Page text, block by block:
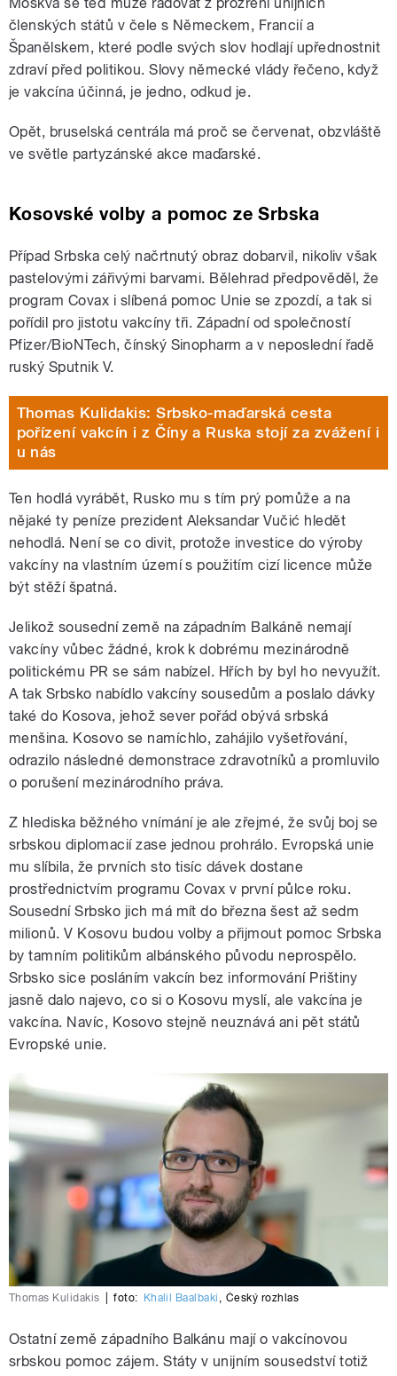
členských států v čele s Německem, Francií a
Španělskem, které podle svých slov hodlají upřednostnit
zdraví před politikou. Slovy německé vlády řečeno, když
je vakcína účinná, je jedno, odkud je.
Opět, bruselská centrála má proč se červenat, obzvláště
ve světle partyzánské akce maďarské.
Kosovské volby a pomoc ze Srbska
Případ Srbska celý načrtnutý obraz dobarvil, nikoliv však
pastelovými zářivými barvami. Bělehrad předpověděl, že
program Covax i slíbená pomoc Unie se zpozdí, a tak si
pořídil pro jistotu vakcíny tři. Západní od společností
Pfizer/BioNTech, čínský Sinopharm a v neposlední řadě
ruský Sputnik V.
Thomas Kulidakis: Srbsko-maďarská cesta
pořízení vakcín i z Číny a Ruska stojí za zvážení i
u nás
Ten hodlá vyrábět, Rusko mu s tím prý pomůže a na
nějaké ty peníze prezident AleksandarVučić hledět
nehodlá. Není se co divit, protože investice do výroby
vakcíny na vlastním území s použitím cizí licence může
být stěží špatná.
Jelikož sousední země na západním Balkáně nemají
vakcíny vůbec žádné, krok k dobrému mezinárodně
politickému PR se sám nabízel. Hřích by byl ho nevyužít.
A tak Srbsko nabídlo vakcíny sousedům a poslalo dávky
také do Kosova, jehož sever pořád obývá srbská
menšina. Kosovo se namíchlo, zahájilo vyšetřování,
odrazilo následné demonstrace zdravotníků a promluvilo
o porušení mezinárodního práva.
Z hlediska běžného vnímání je ale zřejmé, že svůj boj se
srbskou diplomacií zase jednou prohrálo. Evropská unie
mu slíbila, že prvních sto tisíc dávek dostane
prostřednictvím programu Covax v první půlce roku.
Sousední Srbsko jich má mít do března šest až sedm
milionů. V Kosovu budou volby a přijmout pomoc Srbska
by tamním politikům albánského původu neprospělo.
Srbsko sice posláním vakcín bez informování Prištiny
jasně dalo najevo, co si o Kosovu myslí, ale vakcína je
vakcína. Navíc, Kosovo stejně neuznává ani pět států
Evropské unie.
Thomas Kulidakis foto: Khalil Baalbaki , Český rozhlas
Ostatní země západního Balkánu mají o vakcínovou
srbskou pomoc zájem. Státy v unijním sousedství totiž